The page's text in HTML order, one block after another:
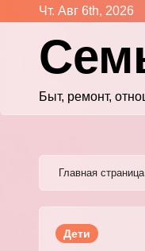
Перейти
содержимому
Чт. Авг 6th, 2026
Быт, ремонт,
Главная страница
Дети